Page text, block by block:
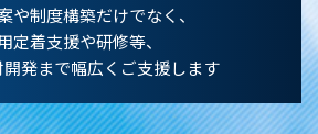
や制度構築だけでなく、
定着支援や研修等、
発まで幅広くご支援します